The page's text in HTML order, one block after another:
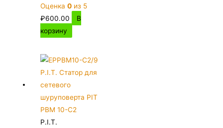
Оценка0 из 5
₽600.00
В
корзину
P.I.T.